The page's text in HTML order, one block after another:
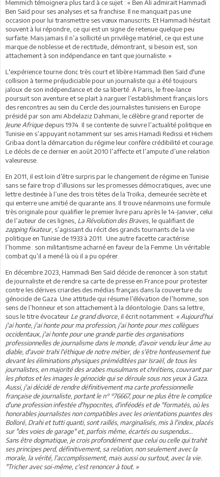
Memmich témoignera plus tard à ce sujet : « Ben Ali admirait Hammadi
Ben Saïd pour ses analyses et sa franchise. Il ne manquait pas une
occasion pour lui transmettre ses vœux manuscrits. Et Hammadi hésitait
souvent à lui répondre, ce qui est un signe de retenue quelque peu
surfaite. Mais jamais il n’a sollicité un privilège matériel, ce qui est une
marque de noblesse et de rectitude, démontrant, si besoin est, son
attachement à son indépendance en tant que journaliste. »
L'expérience tourne donc très court et libère Hammadi Ben Saïd d'une
collision à terme préjudiciable pour un journaliste qui a été toujours
jaloux de son indépendance et de sa liberté. A Paris, le free-lance
poursuit son aventure et se plait à narguer l’establishment français lors
des rencontres au sein du Cercle des journalistes tunisiens en Europe
présidé par son ami Abdelaziz Dahmani, le célèbre grand reporter de
Jeune Afriquedepuis 1974. Il se contente de suivre l’actualité politique en
Tunisie en s’appuyant notamment sur ses amis Hamadi Redissi et Hichem
Gribaa dont la démarcation du régime leur confère crédibilité et courage.
Le décès de ce dernier en août 2010 l’affecte et l’ampute d’une relation
valeureuse.
En 2011, il est loin d’être surpris par le changement de régime en Tunisie
sans se faire trop d’illusions sur les promesses démocratiques, avec une
lettre destinée à l’une des trois têtes de la Troïka, demeurée secrète et
qui enterre une amitié de quarante ans. Il trouve néanmoins une formule
très originale pour qualifier le premier livre paru après le 14-Janvier, celui
de l’auteur de ces lignes, La Révolution des Braves, le qualifiant de
zapping fixateur, s’agissant du récit des grands tournants de la vie
politique en Tunisie de 1933 à 2011. Une autre facette caractérise
l’homme : son militantisme acharné en faveur de la Femme. Un véritable
combat qu’il a mené là où il a pu opérer.
En décembre 2023, Hammadi Ben Saïd décide de renoncer à son statut
de journaliste et de rendre sa carte de presse en France pour protester
contre les dérives criardes des médias français dans la couverture du
génocide de Gaza. Une attitude qui résume l’élévation de l’homme, son
sens de l’honneur et son attachement à la déontologie. Dans sa lettre,
sous le titre évocateur Le grand divorce, il écrit notamment: « Aujourd'hui
j'ai honte, j'ai honte pour ma profession, j'ai honte pour mes collègues
occidentaux, j'ai honte pour une grande partie des organisations
professionnelles de journalisme dans le monde, d'avoir vendu leur âme au
diable, d'avoir trahi l'éthique de notre métier, de s'être honteusement tue
devant les éliminations physiques préméditées par Israël, de tous les
journalistes, en majorité des arabes musulmans et chrétiens, couvrant par
les photos et les images le génocide qui se déroule sous nos yeux à Gaza.
Aussi, j'ai décidé de rendre définitivement ma carte professionnelle
française de journaliste, portant le n° °76667, pour ne plus être le complice
d'une profession infestée d'hypocrites, d'inféodés et de "formatés, où les
honorables journalistes non compatibles avec les orientations puantes des
Bolloré, Drahi et tutti quanti, sont raillés, marginalisés, mis à l'index, placés
sur "des voies de garage" et, parfois même, écartés ou suspendus…
Sans être dogmatique, je crois profondément que celui ou celle qui trahit
ses principes perd, définitivement, sa relation, non seulement avec la
morale, la vérité, l'accomplissement, mais aussi ou surtout, avec la vie.
"Tricher avec soi-même, c'est renoncer à tout. »